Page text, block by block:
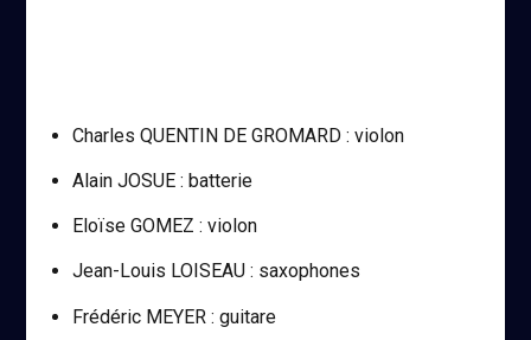
Charles QUENTIN DE GROMARD : violon
Alain JOSUE : batterie
Eloïse GOMEZ : violon
Jean-Louis LOISEAU : saxophones
Frédéric MEYER : guitare